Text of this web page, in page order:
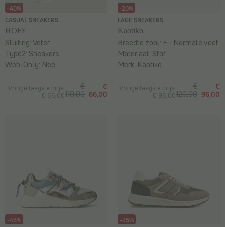
-40%
CASUAL SNEAKERS
HOFF
Vorige laagste prijs:
€ 66,00
€
110,00
€
66,00
Sluiting:Veter
Type2: Sneakers
Web-Only: Nee
-20%
LAGE SNEAKERS
Kaotiko
Vorige laagste prijs:
€ 96,00
€
120,00
€
96,00
Breedte zool: F - Normale voet
Materiaal: Stof
Merk: Kaotiko
-45%
-35%